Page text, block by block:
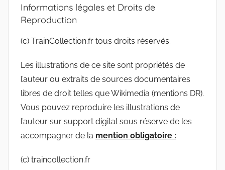
Informations légales et Droits de
Reproduction
(c) TrainCollection.fr tous droits réservés.
Les illustrations de ce site sont propriétés de
l’auteur ou extraits de sources documentaires
libres de droit telles que Wikimedia (mentions DR).
Vous pouvez reproduire les illustrations de
l’auteur sur support digital sous réserve de les
accompagner de la mention obligatoire :
(c) traincollection.fr